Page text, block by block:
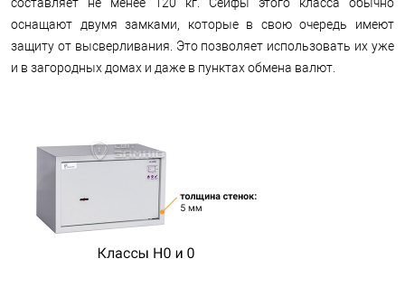
составляет не менее 120 кг. Сейфы этого класса обычно
оснащают двумя замками, которые в свою очередь имеют
защиту от высверливания. Это позволяет использовать их уже
и в загородных домах и даже в пунктах обмена валют.